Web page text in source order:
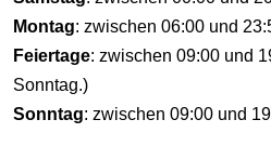
Montag: zwischen 06:00 und
Feiertage: zwischen 09:00 und
Sonntag.)
Sonntag: zwischen 09:00 und